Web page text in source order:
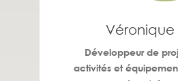
Véronique
Développeur de
activités et